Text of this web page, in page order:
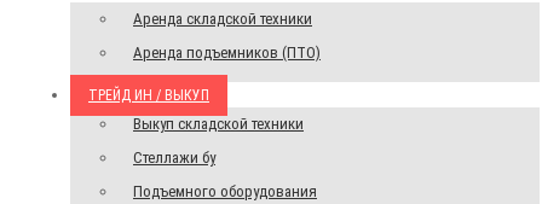
Аренда складской техники
Аренда подъемников (ПТО)
ТРЕЙД ИН / ВЫКУП
Выкуп складской техники
Стеллажи бу
Подъемного оборудования